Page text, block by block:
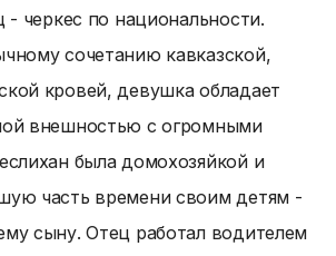
- черкес по национальности.
сочетанию кавказской,
кровей, девушка обладает
внешностью с огромными
была домохозяйкой и
часть времени своим детям -
сыну. Отец работал водителем